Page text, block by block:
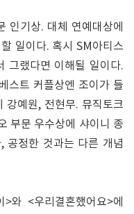
인기상. 대체 연예대상에
일이다. 혹시 SM아티스
그랬다면 이해될 일이다.
스트 커플상엔 조이가 들
강예원, 전현무. 뮤직토크
부문 우수상에 샤이니 종
공정한 것과는 다른 개념
와 <우리결혼했어요>에